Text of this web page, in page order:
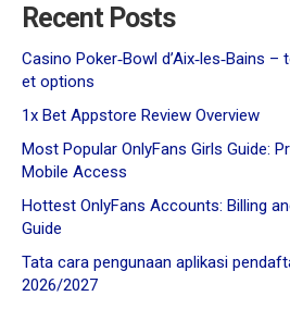
Recent Posts
Casino Poker‑Bowl d’Aix‑les‑Bains
et options
1x Bet Appstore Review Overview
Most Popular OnlyFans Girls Guide:
Mobile Access
Hottest OnlyFans Accounts: Billing
Guide
Tata cara pengunaan aplikasi
2026/2027